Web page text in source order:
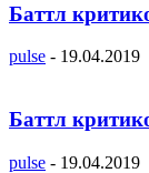
Баттл
pulse - 19.04.2019
Баттл
pulse - 19.04.2019